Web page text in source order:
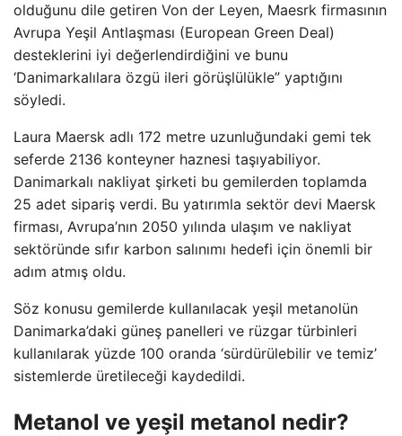
olduğunu dile getiren Von der Leyen, Maesrk firmasının
Avrupa Yeşil Antlaşması (European Green Deal)
desteklerini iyi değerlendirdiğini ve bunu
‘Danimarkalılara özgü ileri görüşlülükle” yaptığını
söyledi.
Laura Maersk adlı 172 metre uzunluğundaki gemi tek
seferde 2136 konteyner haznesi taşıyabiliyor.
Danimarkalı nakliyat şirketi bu gemilerden toplamda
25 adet sipariş verdi. Bu yatırımla sektör devi Maersk
firması, Avrupa’nın 2050 yılında ulaşım ve nakliyat
sektöründe sıfır karbon salınımı hedefi için önemli bir
adım atmış oldu.
Söz konusu gemilerde kullanılacak yeşil metanolün
Danimarka’daki güneş panelleri ve rüzgar türbinleri
kullanılarak yüzde 100 oranda ‘sürdürülebilir ve temiz’
sistemlerde üretileceği kaydedildi.
Metanol ve yeşil metanol nedir?